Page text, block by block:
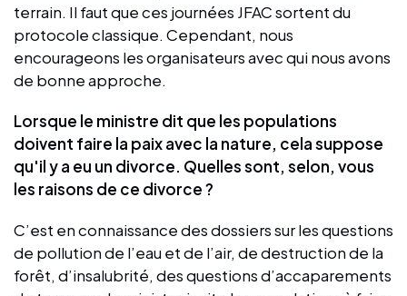
terrain. Il faut que ces journées JFAC sortent du
protocole classique. Cependant, nous
encourageons les organisateurs avec qui nous avons
de bonne approche.
Lorsque le ministre dit que les populations
doivent faire la paix avec la nature, cela suppose
qu'il y a eu un divorce. Quelles sont, selon, vous
les raisons de ce divorce ?
C’est en connaissance des dossiers sur les questions
de pollution de l’eau et de l’air, de destruction de la
forêt, d’insalubrité, des questions d’accaparements